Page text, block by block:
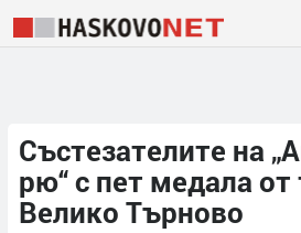
Състезателите на
рю“ с пет медала
Велико Търново